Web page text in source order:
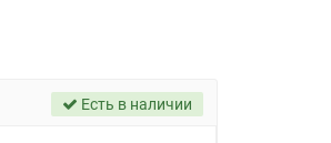
Есть в наличии